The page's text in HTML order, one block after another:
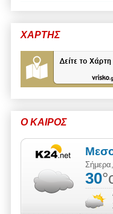
ΧΑΡΤΗΣ
Ο ΚΑΙΡΟΣ